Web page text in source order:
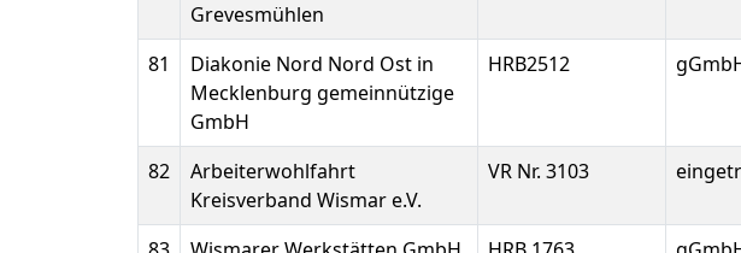
Grevesmühlen
81
Diakonie Nord Nord Ost in
Mecklenburg gemeinnützige
GmbH
HRB2512
82
Arbeiterwohlfahrt
Kreisverband Wismar e.V.
VR Nr. 3103